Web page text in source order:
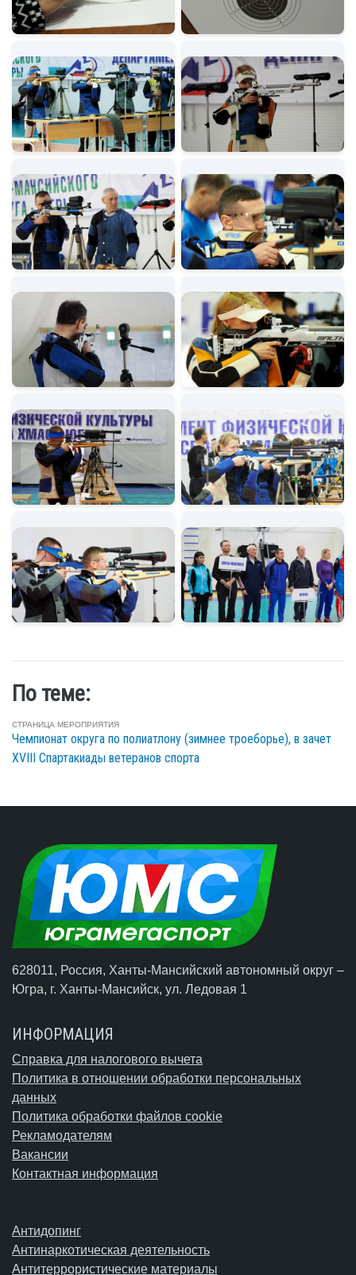
По теме:
СТРАНИЦА МЕРОПРИЯТИЯ
Чемпионат округа по полиатлону (зимнее троеборье), в зачет
XVIII Спартакиады ветеранов спорта
628011, Россия, Ханты-Мансийский автономный округ –
Югра, г. Ханты-Мансийск, ул. Ледовая 1
ИНФОРМАЦИЯ
Справка для налогового вычета
Политика в отношении обработки персональных
данных
Политика обработки файлов cookie
Рекламодателям
Вакансии
Контактная информация
Антидопинг
Антинаркотическая деятельность
Антитеррористические материалы